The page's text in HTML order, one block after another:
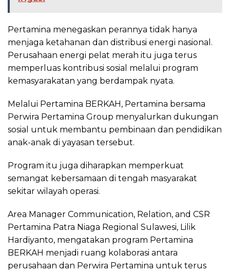
Pertamina menegaskan perannya tidak hanya
menjaga ketahanan dan distribusi energi nasional.
Perusahaan energi pelat merah itu juga terus
memperluas kontribusi sosial melalui program
kemasyarakatan yang berdampak nyata.
Melalui Pertamina BERKAH, Pertamina bersama
Perwira Pertamina Group menyalurkan dukungan
sosial untuk membantu pembinaan dan pendidikan
anak-anak di yayasan tersebut.
Program itu juga diharapkan memperkuat
semangat kebersamaan di tengah masyarakat
sekitar wilayah operasi.
Area Manager Communication, Relation, and CSR
Pertamina Patra Niaga Regional Sulawesi, Lilik
Hardiyanto, mengatakan program Pertamina
BERKAH menjadi ruang kolaborasi antara
perusahaan dan Perwira Pertamina untuk terus